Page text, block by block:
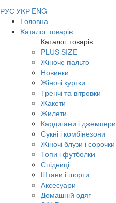
РУС УКР ENG
Головна
Каталог товарів
Каталог товарів
PLUS SIZE
Жіноче пальто
Новинки
Жіночі куртки
Тренчі та вітровки
Жакети
Жилети
Кардигани і джемпери
Сукні і комбінезони
Жіночі блузи і сорочки
Топи і футболки
Спідниці
Штани і шорти
Аксесуари
Домашній одяг